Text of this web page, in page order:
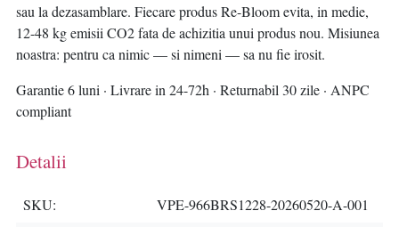
sau la dezasamblare. Fiecare produs Re-Bloom evita, in medie,
12-48 kg emisii CO2 fata de achizitia unui produs nou. Misiunea
noastra: pentru ca nimic — si nimeni — sa nu fie irosit.
Garantie 6 luni · Livrare in 24-72h · Returnabil 30 zile · ANPC
compliant
Detalii
SKU
VPE-966BRS1228-20260520-A-001